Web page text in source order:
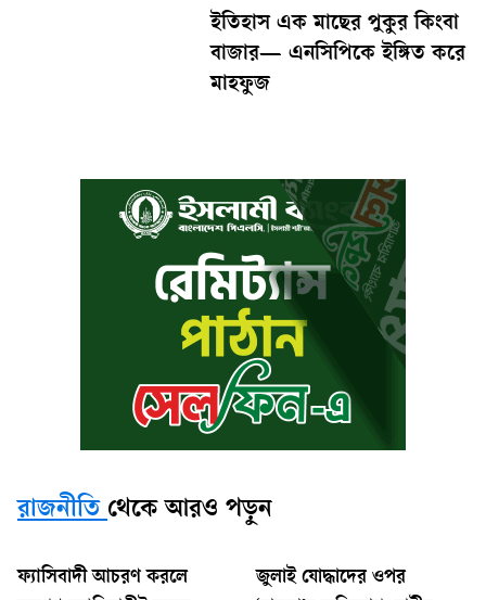
ইতিহাস এক মাছের পুকুর কিংবা
বাজার— এনসিপিকে ইঙ্গিত করে
মাহফুজ
রাজনীতি থেকে আরও পড়ুন
ফ্যাসিবাদী আচরণ করলে
জুলাই যোদ্ধাদের ওপর